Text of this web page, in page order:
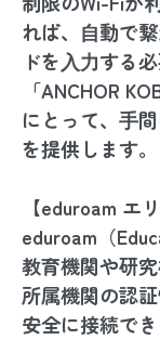
れば、⾃動で
ドを⼊⼒する
「ANCHOR
にとって、⼿
を提供します。
【eduroam エ
eduroam（
教育機関や研
所属機関の認
安全に接続で